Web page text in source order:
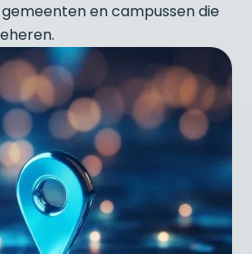
en campussen die